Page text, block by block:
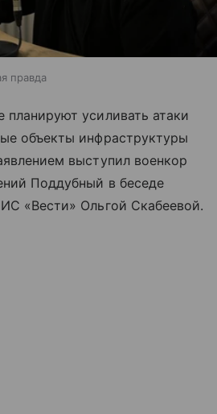
правда
планируют усиливать атаки
объекты инфраструктуры
выступил военкор
Поддубный в беседе
«Вести» Ольгой Скабеевой.